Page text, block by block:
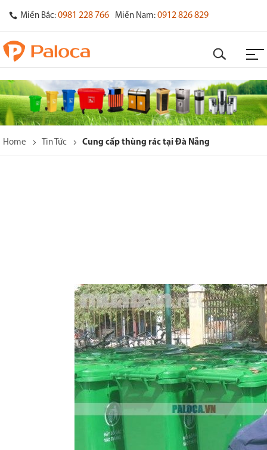
Miền Bắc: 0981 228 766 Miền Nam: 0912 826 829
Home Tin Tức Cung cấp thùng rác tại Đà Nẵng